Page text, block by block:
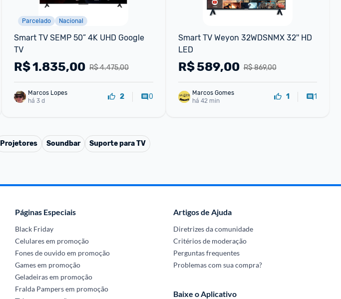
Parcelado Nacional
Smart TV SEMP 50” 4K UHD Google
TV
R$ 4.475,00
R$1.835,00
Marcos Lopes
há 3 d
2 0
Smart TV Weyon 32WDSNMX 32'' HD
LED
R$ 869,00
R$589,00
Marcos Gomes
há 42 min
1 1
Projetores Soundbar Suporte para TV
Páginas Especiais
Black Friday
Celulares em promoção
Fones de ouvido em promoção
Games em promoção
Geladeiras em promoção
Fralda Pampers em promoção
Artigos de Ajuda
Diretrizes da comunidade
Critérios de moderação
Perguntas frequentes
Problemas com sua compra?
Baixe o Aplicativo